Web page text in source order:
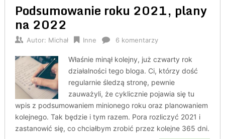
Podsumowanie roku 2021, plany
na 2022
Autor: Michał Inne 6 komentarzy
Właśnie minął kolejny, już czwarty rok
działalności tego bloga. Ci, którzy dość
regularnie śledzą stronę, pewnie
zauważyli, że cyklicznie pojawia się tu
wpis z podsumowaniem minionego roku oraz planowaniem
kolejnego. Tak będzie i tym razem. Pora rozliczyć 2021 i
zastanowić się, co chciałbym zrobić przez kolejne 365 dni.